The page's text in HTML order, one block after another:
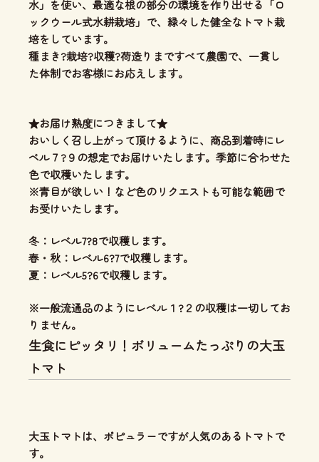
水」を使い、 最適な根の部分の環境を作り出せる「ロ
ックウール式水耕栽培」 で、緑々した健全なトマト栽
培をしています。
種まき?栽培?収穫?荷造りまですべて農園で、一貫し
た体制でお客様にお応えします。
★お届け熟度につきまして★
おいしく召し上がって頂けるように、商品到着時にレ
ベル７?９の想定でお届けいたします。季節に合わせた
色で収穫いたします。
※青目が欲しい！など色のリクエストも可能な範囲で
お受けいたします。
冬：レベル7?8で収穫します。
春・秋：レベル6?7で収穫します。
夏：レベル5?6で収穫します。
※一般流通品のようにレベル１?２の収穫は一切してお
りません。
生食にピッタリ！ボリュームたっぷりの大玉
トマト
大玉トマトは、ポピュラーですが人気のあるトマトで
す。